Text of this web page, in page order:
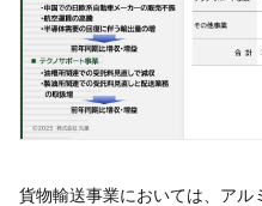
貨物輸送事業においては、アル